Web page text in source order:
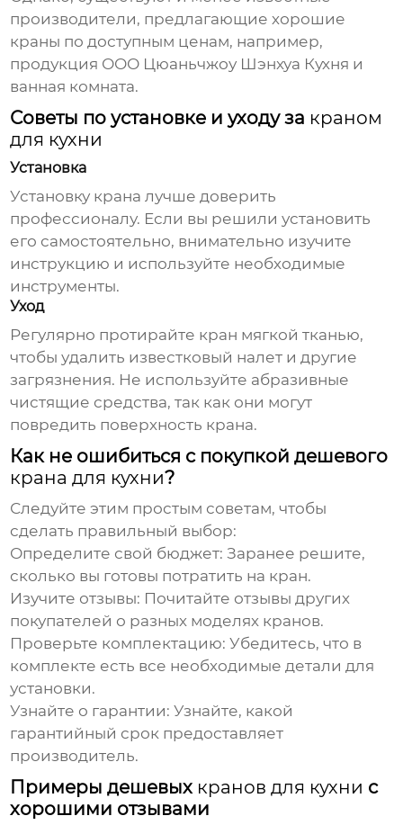
производители, предлагающие хорошие
краны по доступным ценам, например,
продукция ООО Цюаньчжоу Шэнхуа Кухня и
ванная комната.
Советы по установке и уходу за краном
для кухни
Установка
Установку крана лучше доверить
профессионалу. Если вы решили установить
его самостоятельно, внимательно изучите
инструкцию и используйте необходимые
инструменты.
Уход
Регулярно протирайте кран мягкой тканью,
чтобы удалить известковый налет и другие
загрязнения. Не используйте абразивные
чистящие средства, так как они могут
повредить поверхность крана.
Как не ошибиться с покупкой дешевого
крана для кухни?
Следуйте этим простым советам, чтобы
сделать правильный выбор:
Определите свой бюджет: Заранее решите,
сколько вы готовы потратить на кран.
Изучите отзывы: Почитайте отзывы других
покупателей о разных моделях кранов.
Проверьте комплектацию: Убедитесь, что в
комплекте есть все необходимые детали для
установки.
Узнайте о гарантии: Узнайте, какой
гарантийный срок предоставляет
производитель.
Примеры дешевых кранов для кухни с
хорошими отзывами